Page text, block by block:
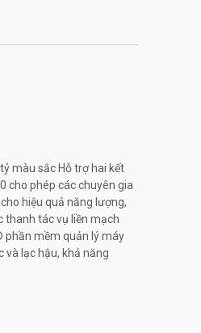
màu sắc Hỗ trợ hai kết
cho phép các chuyên gia
hiệu quả năng lượng,
thanh tác vụ liền mạch
phần mềm quản lý máy
và lạc hậu, khả năng